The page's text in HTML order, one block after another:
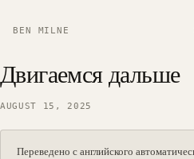
BEN MILNE
Двигаемся дальше
AUGUST 15, 2025
Переведено с английского